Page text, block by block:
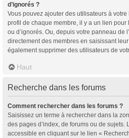
d’ignorés ?
Vous pouvez ajouter des utilisateurs à
profil de chaque membre, il y a un lien pour
ou d’ignorés. Ou, depuis votre panneau de
directement des membres en saisissant
également supprimer des utilisateurs de
Haut
Recherche dans les forums
Comment rechercher dans les forums ?
Saisissez un terme à rechercher dans la
des pages d’index, de forums ou de sujets.
accessible en cliquant sur le lien «